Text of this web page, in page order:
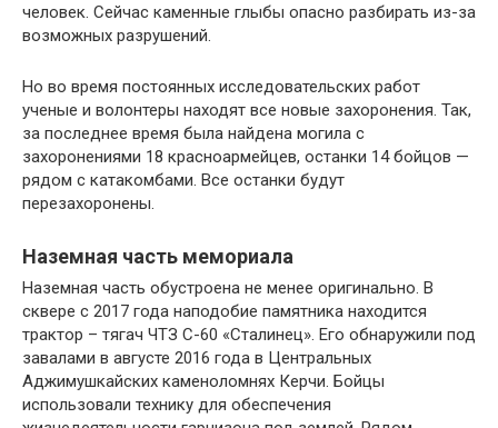
человек. Сейчас каменные глыбы опасно разбирать из-за
возможных разрушений.
Но во время постоянных исследовательских работ
ученые и волонтеры находят все новые захоронения. Так,
за последнее время была найдена могила с
захоронениями 18 красноармейцев, останки 14 бойцов —
рядом с катакомбами. Все останки будут
перезахоронены.
Наземная часть мемориала
Наземная часть обустроена не менее оригинально. В
сквере с 2017 года наподобие памятника находится
трактор – тягач ЧТЗ С-60 «Сталинец». Его обнаружили под
завалами в августе 2016 года в Центральных
Аджимушкайских каменоломнях Керчи. Бойцы
использовали технику для обеспечения